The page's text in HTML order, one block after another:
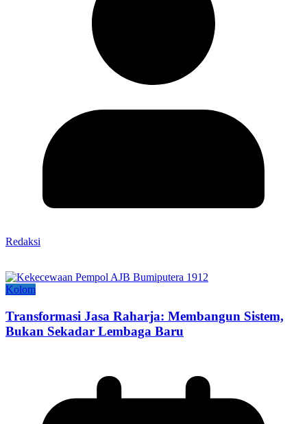
Redaksi
Kolom
Transformasi Jasa Raharja: Membangun Sistem,
Bukan Sekadar Lembaga Baru